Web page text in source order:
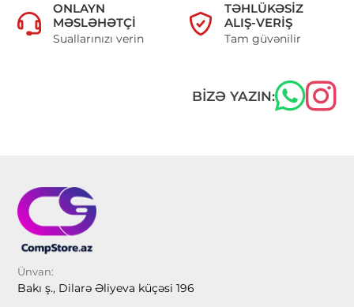
ONLAYN
MƏSLƏHƏTÇI
Suallarınızı verin
TƏHLÜKƏSIZ
ALIŞ-VERIŞ
Tam güvənilir
BIZƏ YAZIN:
Ünvan:
Bakı ş., Dilarə Əliyeva küçəsi 196